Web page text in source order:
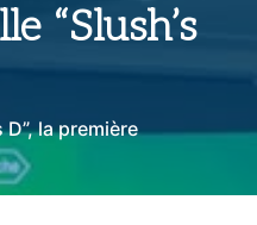
“Slush’s
la première